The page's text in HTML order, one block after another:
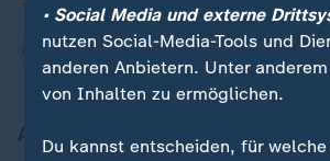
Aktuell bei ZDFheute
• Social Media und externe
nutzen Social-Media-Tools und
anderen Anbietern. Unter
von Inhalten zu ermöglichen.
Du kannst entscheiden, für